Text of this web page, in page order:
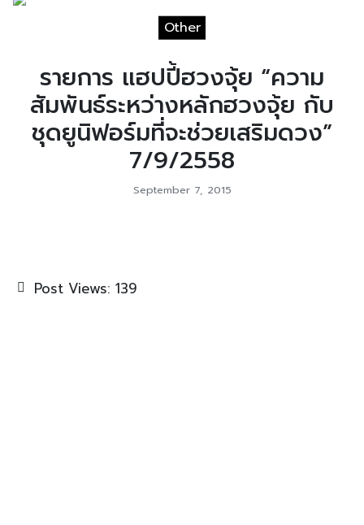
Other
รายการ แฮปปี้ฮวงจุ้ย “ความ
สัมพันธ์ระหว่างหลักฮวงจุ้ย กับ
ชุดยูนิฟอร์มที่จะช่วยเสริมดวง”
7/9/2558
September 7, 2015
Post Views: 139